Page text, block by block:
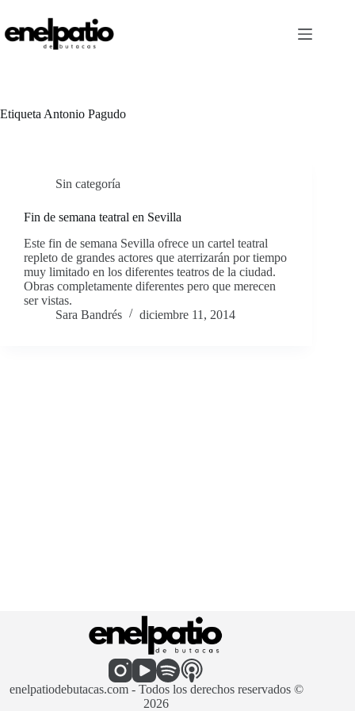
contenido
Etiqueta Antonio Pagudo
Sin categoría
Fin de semana teatral en Sevilla
Este fin de semana Sevilla ofrece un cartel teatral
repleto de grandes actores que aterrizarán por tiempo
muy limitado en los diferentes teatros de la ciudad.
Obras completamente diferentes pero que merecen
ser vistas.
Sara Bandrés
diciembre 11, 2014
enelpatiodebutacas.com - Todos los derechos reservados ©
2026